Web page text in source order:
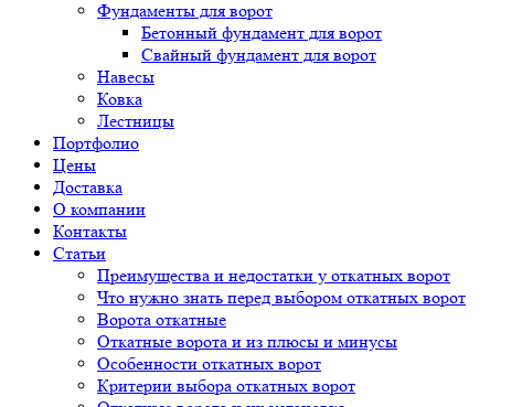
Фундаменты для ворот
Бетонный фундамент для ворот
Свайный фундамент для ворот
Навесы
Ковка
Лестницы
Портфолио
Цены
Доставка
О компании
Контакты
Статьи
Преимущества и недостатки у откатных ворот
Что нужно знать перед выбором откатных ворот
Ворота откатные
Откатные ворота и из плюсы и минусы
Особенности откатных ворот
Критерии выбора откатных ворот